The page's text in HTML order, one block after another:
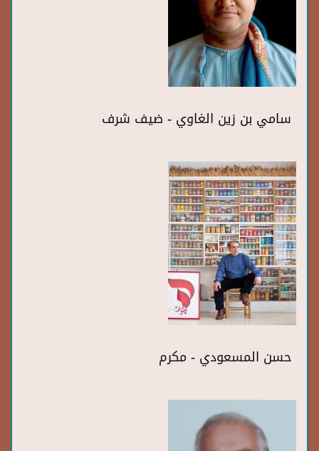
سامي بن زين الغاوي - ضيف شرف
حسن المسعودي - مكرم